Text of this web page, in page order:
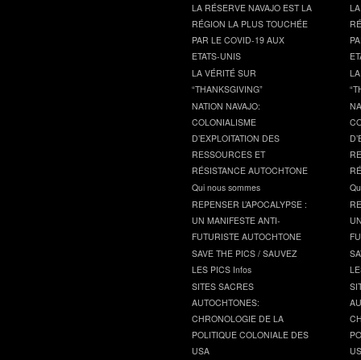
LA RÉSERVE NAVAJO EST LA
RÉGION LA PLUS TOUCHÉE
PAR LE COVID-19 AUX
ETATS-UNIS
LA VÉRITÉ SUR
“THANKSGIVING”
NATION NAVAJO:
COLONIALISME
D’EXPLOITATION DES
RESSOURCES ET
RÉSISTANCE AUTOCHTONE
Qui nous sommes
REPENSER L’APOCALYPSE :
UN MANIFESTE ANTI-
FUTURISTE AUTOCHTONE
SAVE THE PICS / SAUVEZ
LES PICS Infos
SITES SACRES
AUTOCHTONES:
CHRONOLOGIE DE LA
POLITIQUE COLONIALE DES
USA